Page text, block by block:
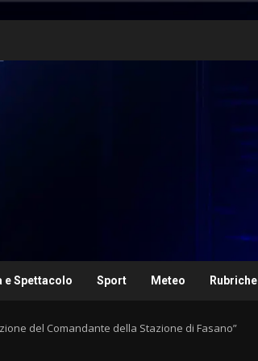
e Spettacolo Sport Meteo Rubriche
del Comandante della Stazione di Fasano”